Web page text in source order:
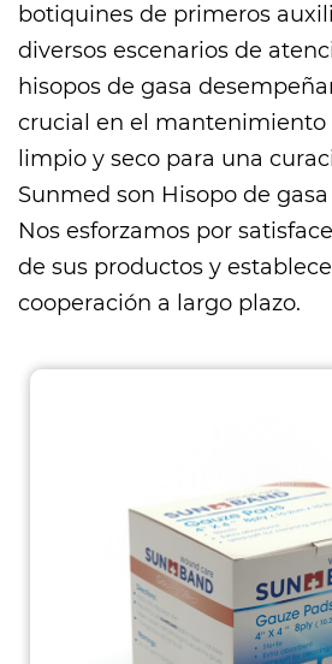
botiquines de primeros
diversos escenarios de
hisopos de gasa
crucial en el
limpio y seco para una
Sunmed son Hisopo de
Nos esforzamos por
de sus productos y
cooperación a largo plazo.